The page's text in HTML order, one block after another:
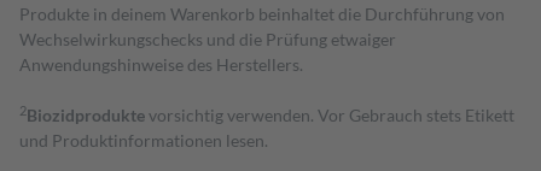
Produkte in deinem Warenkorb beinhaltet die Durchführung von
Wechselwirkungschecks und die Prüfung etwaiger
Anwendungshinweise des Herstellers.
2Biozidproduktevorsichtig verwenden. Vor Gebrauch stets Etikett
und Produktinformationen lesen.